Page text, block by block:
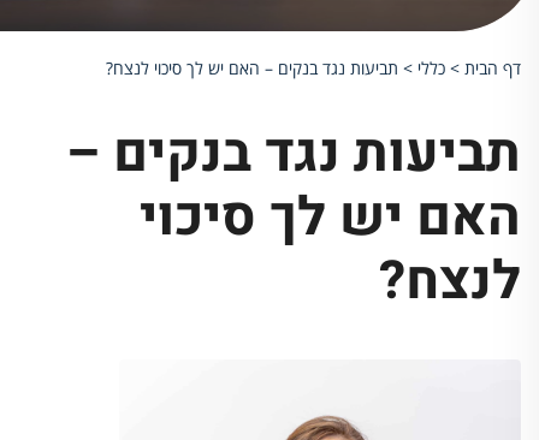
דף הבית > כללי > תביעות נגד בנקים – האם יש לך סיכוי לנצח?
תביעות נגד בנקים –
האם יש לך סיכוי
לנצח?